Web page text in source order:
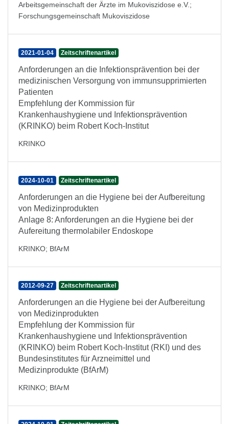
Arbeitsgemeinschaft der Ärzte im Mukoviszidose e.V. ;
Forschungsgemeinschaft Mukoviszidose
2021-01-04 Zeitschriftenartikel
Anforderungen an die Infektionsprävention bei der
medizinischen Versorgung von immunsupprimierten
Patienten
Empfehlung der Kommission für
Krankenhaushygiene und Infektionsprävention
(KRINKO) beim Robert Koch-Institut
KRINKO
2024-10-01 Zeitschriftenartikel
Anforderungen an die Hygiene bei der Aufbereitung
von Medizinprodukten
Anlage 8: Anforderungen an die Hygiene bei der
Aufereitung thermolabiler Endoskope
KRINKO; BfArM
2012-09-27 Zeitschriftenartikel
Anforderungen an die Hygiene bei der Aufbereitung
von Medizinprodukten
Empfehlung der Kommission für
Krankenhaushygiene und Infektionsprävention
(KRINKO) beim Robert Koch-Institut (RKI) und des
Bundesinstitutes für Arzneimittel und
Medizinprodukte (BfArM)
KRINKO; BfArM